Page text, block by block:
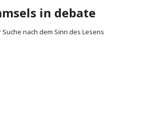
in debate
Suche nach dem Sinn des Lesens